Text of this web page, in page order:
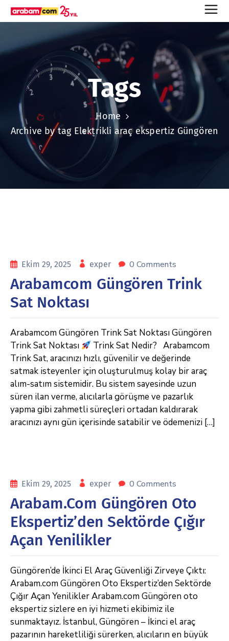
Tags
Home
Archive by tag Elektrikli araç ekspertiz Güngören
Ekim 29, 2025 exper 0 Comments
Arabamcom Güngören Trink
Sat Noktası
Arabamcom Güngören Trink Sat Noktası Güngören
Trink Sat Noktası
Trink Sat Nedir? Arabamcom
Trink Sat, aracınızı hızlı, güvenilir ve değerinde
satmak isteyenler için oluşturulmuş kolay bir araç
alım-satım sistemidir. Bu sistem sayesinde uzun
süren ilan verme, alıcılarla görüşme ve pazarlık
yapma gibi zahmetli süreçleri ortadan kaldırarak
aracınızı aynı gün içerisinde satabilir ve ödemenizi […]
Ekim 29, 2025 exper 0 Comments
Arabam.com Güngören Oto
Ekspertiz’den Sektörde Çığır
Açan Yenilikler
Güngören’de İkinci El Araç Güvenliği Zirveye Çıktı:
Arabam.com Güngören Oto Ekspertiz’den Sektörde
Çığır Açan Yenilikler Arabam.com Güngören oto
ekspertiz sizlere en iyi hizmeti ekibimiz ile
sunmaktayız. İstanbul, Güngören – İkinci el araç
pazarının hareketliliği sürerken, alıcıların en büyük